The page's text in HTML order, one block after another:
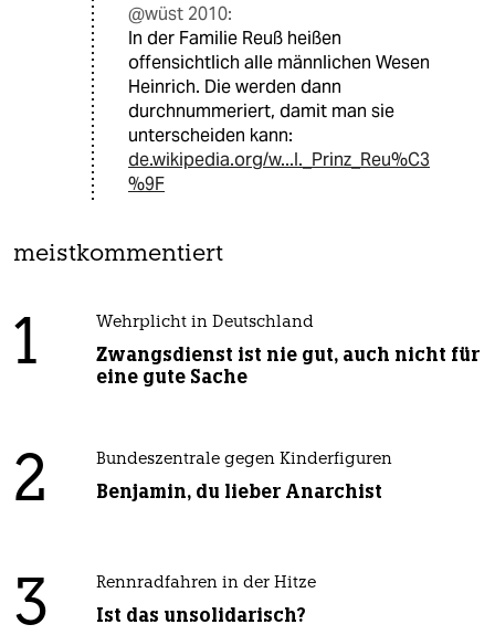
@wüst 2010:
In der Familie Reuß heißen
offensichtlich alle männlichen Wesen
Heinrich. Die werden dann
durchnummeriert, damit man sie
unterscheiden kann:
de.wikipedia.org/w...I._Prinz_Reu%C3
%9F
meistkommentiert
1 Wehrplicht in Deutschland
Zwangsdienst ist nie gut, auch nicht für
eine gute Sache
2 Bundeszentrale gegen Kinderfiguren
Benjamin, du lieber Anarchist
3 Rennradfahren in der Hitze
Ist das unsolidarisch?